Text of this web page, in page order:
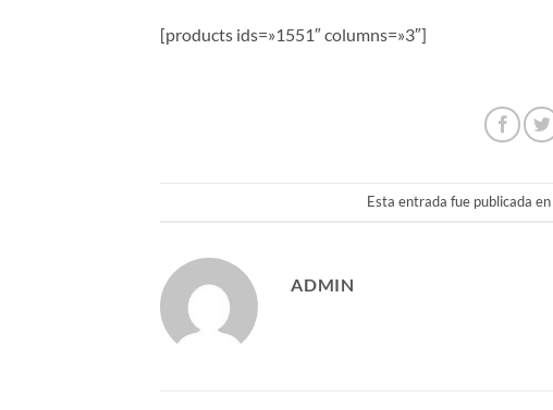
[products ids=»1551″ columns=»3″]
Esta entrada fue publicada en
ADMIN